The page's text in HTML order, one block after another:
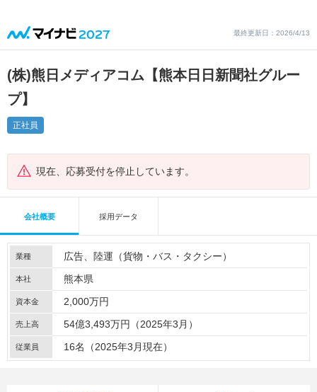
最終更新日：2026/4/13
(株)熊日メディアコム【熊本日日新聞社グルー
プ】
正社員
現在、応募受付を停止しています。
会社概要 採用データ
業種 広告 陸運（貨物・バス・タクシー）
本社 熊本県
資本金 2,000万円
売上高 54億3,493万円（2025年3月）
従業員 16名（2025年3月現在）